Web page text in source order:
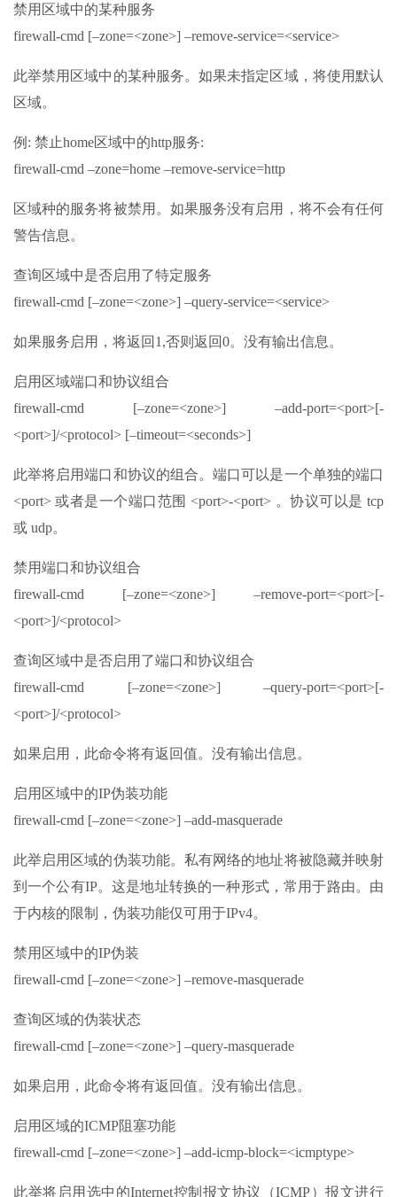
禁用区域中的某种服务
firewall-cmd [–zone=<zone>] –remove-service=<service>
此举禁用区域中的某种服务。如果未指定区域，将使用默认
区域。
例: 禁止home区域中的http服务:
firewall-cmd –zone=home –remove-service=http
区域种的服务将被禁用。如果服务没有启用，将不会有任何
警告信息。
查询区域中是否启用了特定服务
firewall-cmd [–zone=<zone>] –query-service=<service>
如果服务启用，将返回1,否则返回0。没有输出信息。
启用区域端口和协议组合
firewall-cmd [–zone=<zone>] –add-port=<port>[-
<port>]/<protocol> [–timeout=<seconds>]
此举将启用端口和协议的组合。端口可以是一个单独的端口
<port> 或者是一个端口范围 <port>-<port> 。协议可以是 tcp
或 udp。
禁用端口和协议组合
firewall-cmd [–zone=<zone>] –remove-port=<port>[-
<port>]/<protocol>
查询区域中是否启用了端口和协议组合
firewall-cmd [–zone=<zone>] –query-port=<port>[-
<port>]/<protocol>
如果启用，此命令将有返回值。没有输出信息。
启用区域中的IP伪装功能
firewall-cmd [–zone=<zone>] –add-masquerade
此举启用区域的伪装功能。私有网络的地址将被隐藏并映射
到一个公有IP。这是地址转换的一种形式，常用于路由。由
于内核的限制，伪装功能仅可用于IPv4。
禁用区域中的IP伪装
firewall-cmd [–zone=<zone>] –remove-masquerade
查询区域的伪装状态
firewall-cmd [–zone=<zone>] –query-masquerade
如果启用，此命令将有返回值。没有输出信息。
启用区域的ICMP阻塞功能
firewall-cmd [–zone=<zone>] –add-icmp-block=<icmptype>
此举将启用选中的Internet控制报文协议（ICMP）报文进行